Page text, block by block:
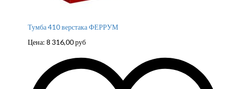
Тумба 410 верстака ФЕРРУМ
Цена: 8 316,00руб